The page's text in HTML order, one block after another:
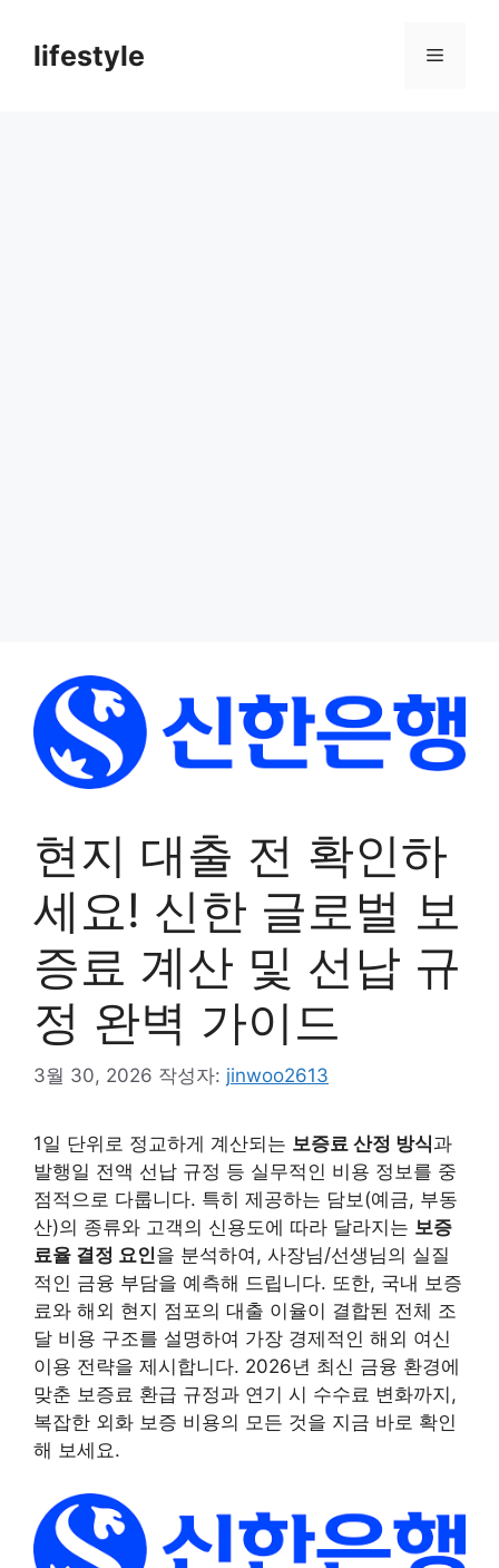
lifestyle 메
현지 대출 전 확인하
세요! 신한 글로벌 보
증료 계산 및 선납 규
정 완벽 가이드
3월 30, 2026 작성자: jinwoo2613
1일 단위로 정교하게 계산되는 보증료 산정 방식과
발행일 전액 선납 규정 등 실무적인 비용 정보를 중
점적으로 다룹니다. 특히 제공하는 담보(예금, 부동
산)의 종류와 고객의 신용도에 따라 달라지는 보증
료율 결정 요인을 분석하여, 사장님/선생님의 실질
적인 금융 부담을 예측해 드립니다. 또한, 국내 보증
료와 해외 현지 점포의 대출 이율이 결합된 전체 조
달 비용 구조를 설명하여 가장 경제적인 해외 여신
이용 전략을 제시합니다. 2026년 최신 금융 환경에
맞춘 보증료 환급 규정과 연기 시 수수료 변화까지,
복잡한 외화 보증 비용의 모든 것을 지금 바로 확인
해 보세요.